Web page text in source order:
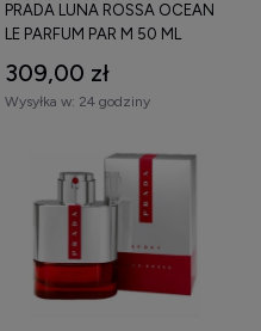
PRADA LUNA ROSSA OCEAN
LE PARFUM PAR M 50 ML
309,00 zł
Wysyłka w: 24 godziny